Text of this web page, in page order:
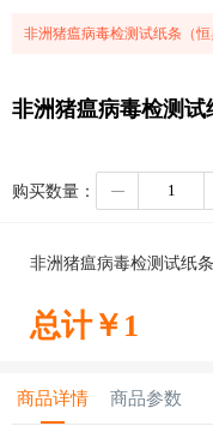
非洲猪瘟病毒检测试纸条（恒
非洲猪瘟病毒检测试
购买数量：
非洲猪瘟病毒检测试纸条
总计￥ 1
商品详情 商品参数